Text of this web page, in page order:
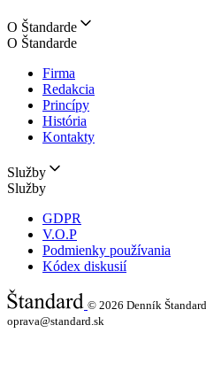
O Štandarde
O Štandarde
Firma
Redakcia
Princípy
História
Kontakty
Služby
Služby
GDPR
V.O.P
Podmienky používania
Kódex diskusií
© 2026 Denník
oprava@standard.sk